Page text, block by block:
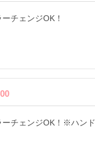
チェンジOK！
チェンジOK！※ハンド